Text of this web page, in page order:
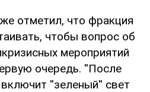
отметил, что фракция
чтобы вопрос об
мероприятий
очередь. ''После
''зеленый'' свет